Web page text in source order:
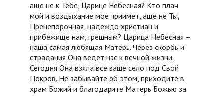
аще не к Тебе, Царице Небесная? Кто плач
мой и воздыхание мое приимет, аще не Ты,
Пренепорочная, надеждо христиан и
прибежище нам, грешным? Царица Небесная –
наша самая любящая Матерь. Через скорбь и
страдания Она ведет нас к вечной жизни.
Сегодня Она взяла все ваше село под Свой
Покров. Не забывайте об этом, приходите в
храм Божий и благодарите Матерь Божью за